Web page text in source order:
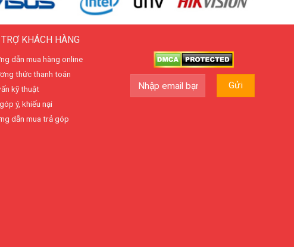
TRỢ KHÁCH HÀNG
dẫn mua hàng online
thức thanh toán
kỹ thuật
ý, khiếu nại
dẫn mua trả góp